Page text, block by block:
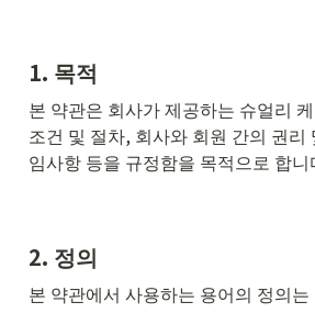
1. 목적
본 약관은 회사가 제공하는 슈얼리
조건 및 절차, 회사와 회원 간의 권리
임사항 등을 규정함을 목적으로 합니
2. 정의
본 약관에서 사용하는 용어의 정의